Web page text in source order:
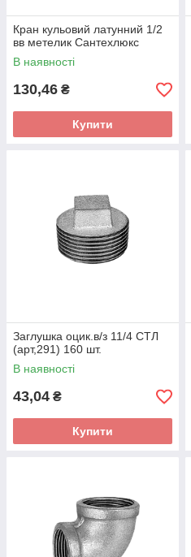
Кран кульовий латунний 1/2
вв метелик Сантехлюкс
В наявності
130,46 ₴
Купити
Заглушка оцик.в/з 11/4 СТЛ
(арт,291) 160 шт.
В наявності
43,04 ₴
Купити